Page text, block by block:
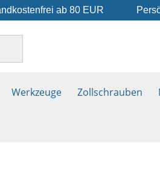
ab 80 EUR
Werkzeuge Zollschrauben